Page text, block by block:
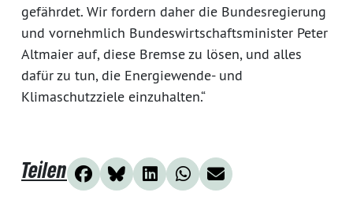
gefährdet. Wir fordern daher die Bundesregierung
und vornehmlich Bundeswirtschaftsminister Peter
Altmaier auf, diese Bremse zu lösen, und alles
dafür zu tun, die Energiewende- und
Klimaschutzziele einzuhalten.“
Teilen